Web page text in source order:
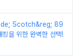
Scotch&reg; 89
을 위한 완벽한 선택!